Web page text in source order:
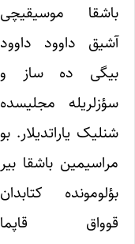
باشقا موسیقیچی
آشیق داوود داوود
بیگی ده ساز و
سؤزلریله مجلیسده
شنلیک یاراتدیلار. بو
مراسیمین باشقا بیر
بؤلومونده کتابدان
قوواق قاپما